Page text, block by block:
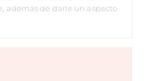
además de darle un aspecto